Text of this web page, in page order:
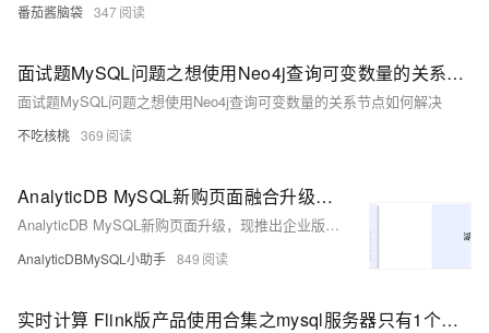
番茄酱脑袋 347
面试题MySQL问题之想使用Neo4j查询可变数量的关系节点如何解决
面试题MySQL问题之想使用Neo4j查询可变数量的关系节点如何解决
不吃核桃 369
AnalyticDB MySQL新购页面融合升级，提供企业版购买选项
AnalyticDB MySQL新购页面升级，现推出企业版和基础版，不再区分湖仓版和数仓版。企业版（集群模式）和基础版（单机模式）融合了弹性模式和预留模式的功能，提供资源隔离、弹性扩展及高性能查询，适合开发测试和生产环境，而基础版适用于小规模测试，不推荐用于生产环境。
AnalyticDBMySQL小助手 849
实时计算 Flink版产品使用合集之mysql服务器只有1个节点，怎么改mysqlserver-id